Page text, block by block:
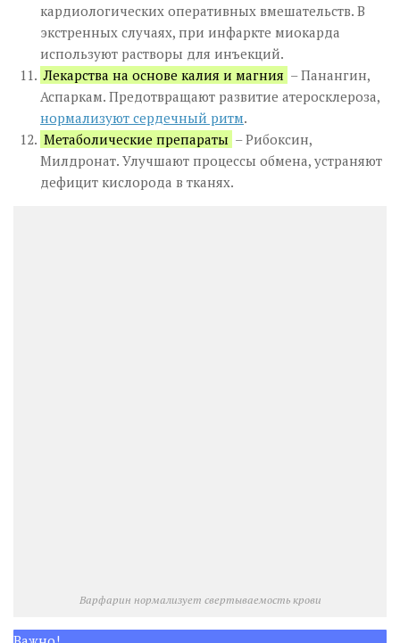
кардиологических оперативных вмешательств. В
экстренных случаях, при инфаркте миокарда
используют растворы для инъекций.
Лекарства на основе калия и магния – Панангин,
Аспаркам. Предотвращают развитие атеросклероза,
нормализуют сердечный ритм.
Метаболические препараты – Рибоксин,
Милдронат. Улучшают процессы обмена, устраняют
дефицит кислорода в тканях.
Варфарин нормализует свертываемость крови